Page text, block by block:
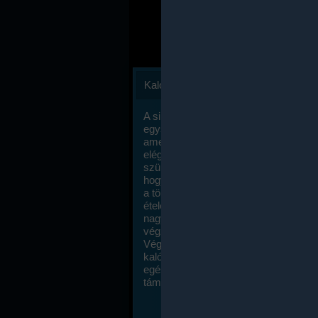
Kalóriaszámlálás
A sikeres fogyás titka valójában igen
egyszerű: égess több energiát, mint
amennyit beviszel. Természetesen
elég nagy fegyelemre és akaraterőre
szükség, de meglepődve fogod
hogy a kalóriaszámolás mennyire
a többi diétához képest. Itt nincsenek
ételek és a megengedett kalóriabevitelt
nagymértékben növelheted ha
végzel.
Végül, de nem utolsó sorban, a
kalóriaszámolás módszerét a legtöbb
egészségügyi szakorvos ajánlja és
támogatja.